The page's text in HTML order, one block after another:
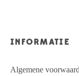
INFORMATIE
Algemene